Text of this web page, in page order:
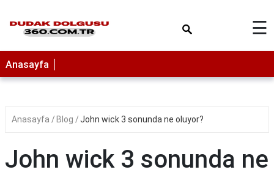
☰
Anasayfa
Anasayfa Blog John wick 3 sonunda ne oluyor?
John wick 3 sonunda ne